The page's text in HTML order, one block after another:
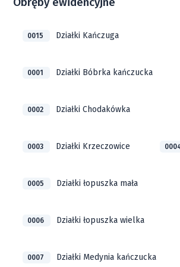
0015 Działki Kańczuga
0001 Działki Bóbrka kańczucka
0002 Działki Chodakówka
0003 Działki Krzeczowice
0005 Działki łopuszka mała
0006 Działki łopuszka wielka
0007 Działki Medynia kańczucka